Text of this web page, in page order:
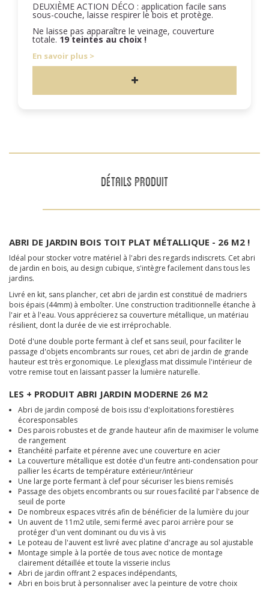
DEUXIÈME ACTION DÉCO : application facile sans
sous-couche, laisse respirer le bois et protège.
Ne laisse pas apparaître le veinage, couverture
totale. 19 teintes au choix !
En savoir plus
DÉTAILS PRODUIT
ABRI DE JARDIN BOIS TOIT PLAT MÉTALLIQUE - 26 M2 !
Idéal pour stocker votre matériel à l'abri des regards indiscrets. Cet abri
de jardin en bois, au design cubique, s'intègre facilement dans tous les
jardins.
Livré en kit, sans plancher, cet abri de jardin est constitué de madriers
bois épais (44mm) à emboîter. Une construction traditionnelle étanche à
l'air et à l'eau. Vous apprécierez sa couverture métallique, un matériau
résilient, dont la durée de vie est irréprochable.
Doté d'une double porte fermant à clef et sans seuil, pour faciliter le
passage d'objets encombrants sur roues, cet abri de jardin de grande
hauteur est très ergonomique. Le plexiglass mat dissimule l'intérieur de
votre remise tout en laissant passer la lumière naturelle.
LES + PRODUIT ABRI JARDIN MODERNE 26 M2
Abri de jardin composé de bois issu d'exploitations forestières
écoresponsables
Des parois robustes et de grande hauteur afin de maximiser le volume
de rangement
Etanchéité parfaite et pérenne avec une couverture en acier
La couverture métallique est dotée d'un feutre anti-condensation pour
pallier les écarts de température extérieur/intérieur
Une large porte fermant à clef pour sécuriser les biens remisés
Passage des objets encombrants ou sur roues facilité par l'absence de
seuil de porte
De nombreux espaces vitrés afin de bénéficier de la lumière du jour
Un auvent de 11m2 utile, semi fermé avec paroi arrière pour se
protéger d'un vent dominant ou du vis à vis
Le poteau de l'auvent est livré avec platine d'ancrage au sol ajustable
Montage simple à la portée de tous avec notice de montage
clairement détaillée et toute la visserie inclus
Abri de jardin offrant 2 espaces indépendants,
Abri en bois brut à personnaliser avec la peinture de votre choix